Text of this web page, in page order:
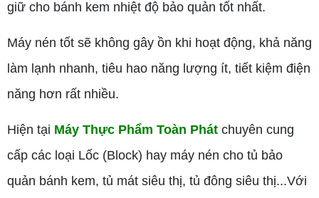
giữ cho bánh kem nhiệt độ bảo quản tốt nhất.
Máy nén tốt sẽ không gây ồn khi hoạt động, khả năng
làm lạnh nhanh, tiêu hao năng lượng ít, tiết kiệm điện
năng hơn rất nhiều.
Hiện tại Máy Thực Phẩm Toàn Phát chuyên cung
cấp các loại Lốc (Block) hay máy nén cho tủ bảo
quản bánh kem, tủ mát siêu thị, tủ đông siêu thị...Với